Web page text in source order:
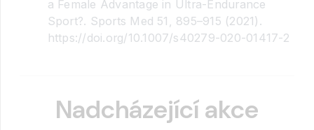
a Female Advantage in Ultra-Endurance
Sport?. Sports Med 51, 895–915 (2021).
https://doi.org/10.1007/s40279-020-01417-2
Nadcházející akce